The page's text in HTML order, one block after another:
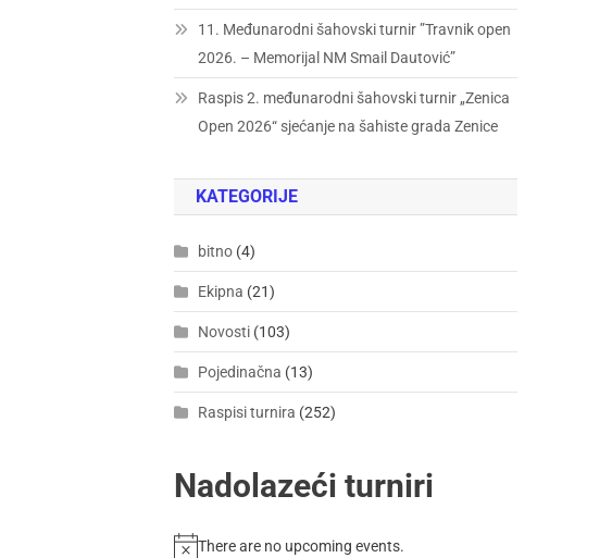
11. Međunarodni šahovski turnir ”Travnik open
2026. – Memorijal NM Smail Dautović”
Raspis 2. međunarodni šahovski turnir „Zenica
Open 2026“ sjećanje na šahiste grada Zenice
KATEGORIJE
bitno (4)
Ekipna (21)
Novosti (103)
Pojedinačna (13)
Raspisi turnira (252)
Nadolazeći turniri
There are no upcoming events.